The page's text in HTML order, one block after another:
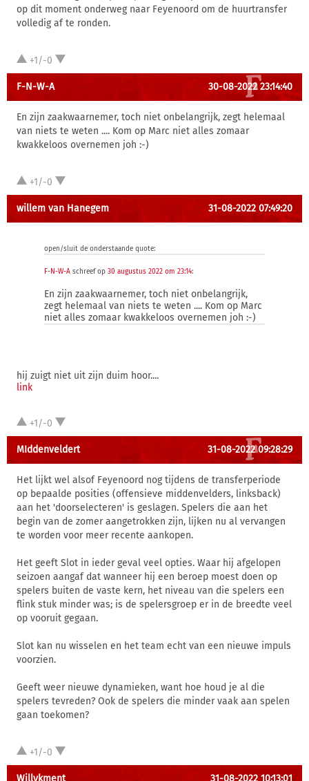
op dit moment onderweg naar Feyenoord om de huurtransfer
volledig af te ronden.
+1/-0
F-N-W-A 30-08-2022 23:14:40
En zijn zaakwaarnemer, toch niet onbelangrijk, zegt helemaal
van niets te weten .... Kom op Marc niet alles zomaar
kwakkeloos overnemen joh :-)
+1/-0
willem van Hanegem 31-08-2022 07:49:20
open/sluit de onderstaande quote:
F-N-W-A schreef op 30 augustus 2022 om 23:14:
En zijn zaakwaarnemer, toch niet onbelangrijk,
zegt helemaal van niets te weten .... Kom op Marc
niet alles zomaar kwakkeloos overnemen joh :-)
hij zuigt niet uit zijn duim hoor....
link
+1/-0
MIddenveldert 31-08-2022 09:28:29
Het lijkt wel alsof Feyenoord nog tijdens de transferperiode
op bepaalde posities (offensieve middenvelders, linksback)
aan het 'doorselecteren' is geslagen. Spelers die aan het
begin van de zomer aangetrokken zijn, lijken nu al vervangen
te worden voor meer recente aankopen.
Het geeft Slot in ieder geval veel opties. Waar hij afgelopen
seizoen aangaf dat wanneer hij een beroep moest doen op
spelers buiten de vaste kern, het niveau van die spelers een
flink stuk minder was; is de spelersgroep er in de breedte veel
op vooruit gegaan.
Slot kan nu wisselen en het team echt van een nieuwe impuls
voorzien.
Geeft weer nieuwe dynamieken, want hoe houd je al die
spelers tevreden? Ook de spelers die minder vaak aan spelen
gaan toekomen?
+1/-0
Willykment 31-08-2022 10:13:01